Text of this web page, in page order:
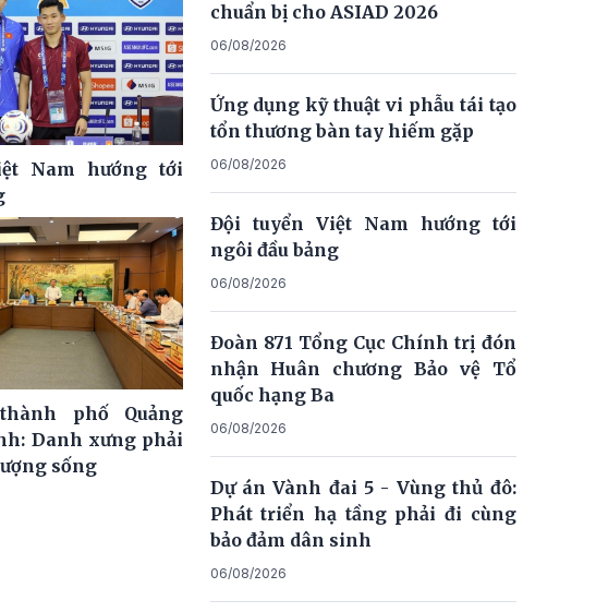
Nam hướng tới
phố Quảng
Danh xưng phải
sống
chuẩn bị cho ASIAD 2026
06/08/2026
Ứng dụng kỹ thuật vi phẫu tái tạo
tổn thương bàn tay hiếm gặp
06/08/2026
Đội tuyển Việt Nam hướng tới
ngôi đầu bảng
06/08/2026
Đoàn 871 Tổng Cục Chính trị đón
nhận Huân chương Bảo vệ Tổ
quốc hạng Ba
06/08/2026
Dự án Vành đai 5 - Vùng thủ đô:
Phát triển hạ tầng phải đi cùng
bảo đảm dân sinh
06/08/2026